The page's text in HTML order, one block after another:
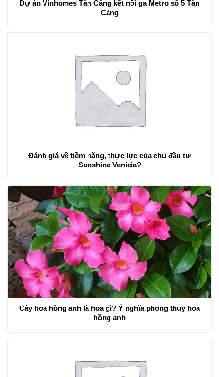
Dự án Vinhomes Tân Cảng kết nối ga Metro số 5 Tân
Cảng
Đánh giá về tiềm năng, thực lực của chủ đầu tư
Sunshine Venicia?
Cây hoa hồng anh là hoa gì? Ý nghĩa phong thủy hoa
hồng anh